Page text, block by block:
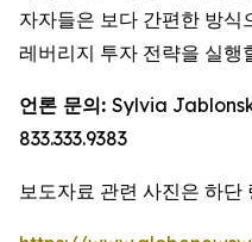
자자들은 보다 간편한 방
레버리지 투자 전략을 실행
언론 문의: Sylvia
833.333.9383
보도자료 관련 사진은 하